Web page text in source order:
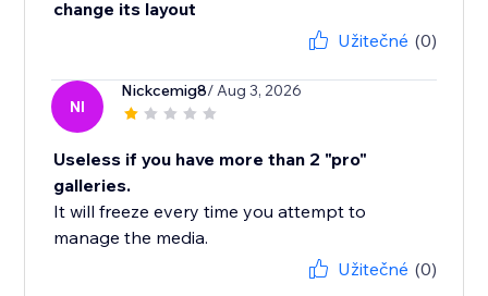
change its layout
Užitečné (0)
NI
Nickcemig8/ Aug 3, 2026
Useless if you have more than 2 "pro"
galleries.
It will freeze every time you attempt to
manage the media.
Užitečné (0)